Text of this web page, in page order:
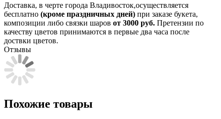
Доставка, в черте города Владивосток,осуществляется
бесплатно (кроме праздничных дней) при заказе букета,
композиции либо связки шаров от 3000 руб. Претензии по
качеству цветов принимаются в первые два часа после
доствки цветов.
Отзывы
Похожие товары